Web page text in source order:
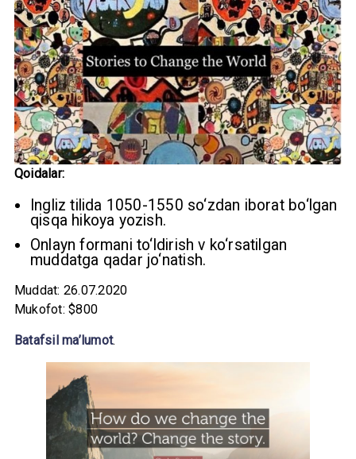
Qoidalar:
Ingliz tilida 1050-1550 so‘zdan iborat bo‘lgan
qisqa hikoya yozish.
Onlayn formani to‘ldirish v ko‘rsatilgan
muddatga qadar jo‘natish.
Muddat: 26.07.2020
Mukofot: $800
Batafsil ma’lumot.